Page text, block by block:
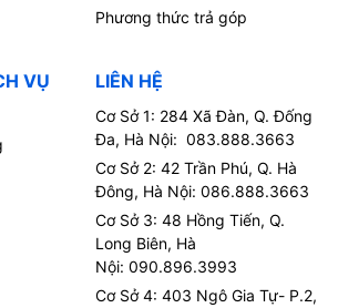
Phương thức trả góp
VỤ LIÊN HỆ
Cơ Sở 1: 284 Xã Đàn, Q. Đống
Đa, Hà Nội: 083.888.3663
Cơ Sở 2: 42 Trần Phú, Q. Hà
Đông, Hà Nội: 086.888.3663
Cơ Sở 3: 48 Hồng Tiến, Q.
Long Biên, Hà
Nội: 090.896.3993
Cơ Sở 4: 403 Ngô Gia Tự- P.2,